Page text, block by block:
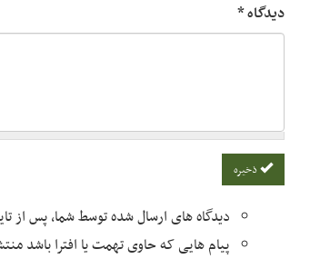
دیدگاه*
دیدگاه های ارسال شده توسط شما، پس
پیام هایی که حاوی تهمت یا افترا باشد